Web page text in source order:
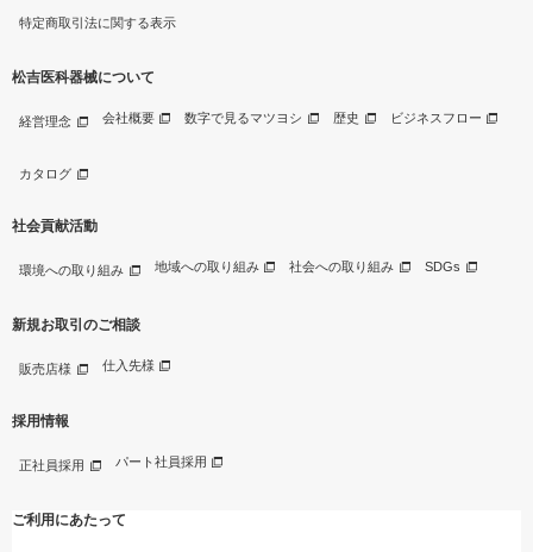
特定商取引法に関する表示
松吉医科器械について
経営理念 会社概要 数字で見るマツヨシ 歴史 ビジネスフロー
カタログ
社会貢献活動
環境への取り組み 地域への取り組み 社会への取り組み SDGs
新規お取引のご相談
販売店様 仕入先様
採用情報
正社員採用 パート社員採用
ご利用にあたって